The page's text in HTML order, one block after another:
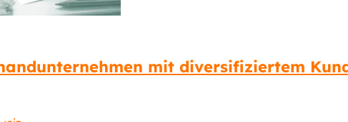
mit diversifiziertem